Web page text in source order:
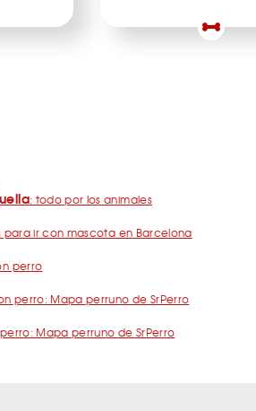
: todo por los animales
para ir con mascota en Barcelona
perro
perro: Mapa perruno de SrPerro
Mapa perruno de SrPerro